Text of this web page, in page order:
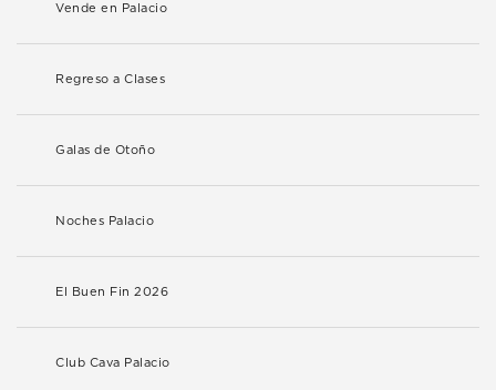
Vende en Palacio
Regreso a Clases
Galas de Otoño
Noches Palacio
El Buen Fin 2026
Club Cava Palacio